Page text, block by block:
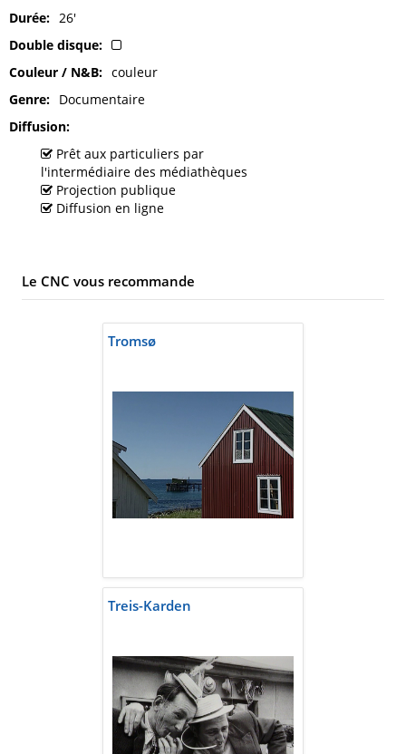
Durée
26'
Double disque
Couleur / N&B
couleur
Genre
Documentaire
Diffusion
Prêt aux particuliers par
l'intermédiaire des médiathèques
Projection publique
Diffusion en ligne
Le CNC vous recommande
Tromsø
Treis-Karden